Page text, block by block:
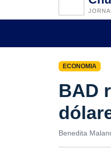
ECONOMIA
BAD
Benedita